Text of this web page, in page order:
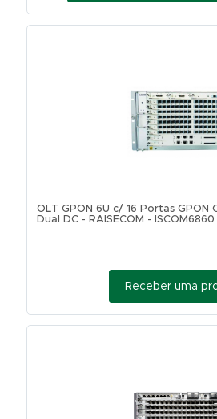
OLT GPON 6U c/ 16 Portas GPON
Dual DC - RAISECOM - ISCOM6860
Receber uma